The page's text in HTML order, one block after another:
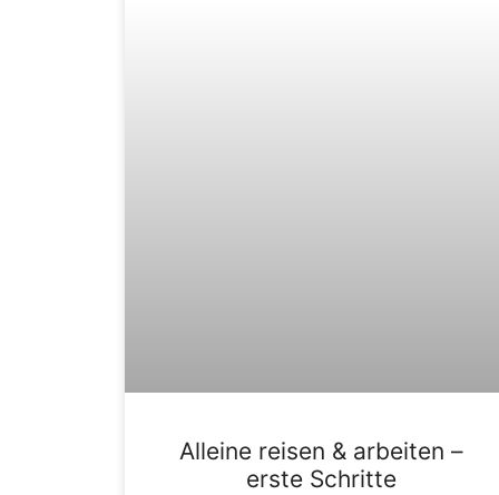
Alleine reisen & arbeiten –
erste Schritte